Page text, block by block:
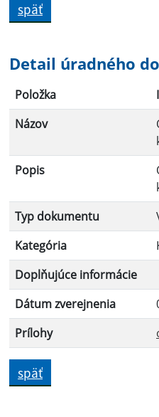
Filtrovať
späť
Detail úradného
Položka
Názov
Popis
Typ dokumentu
Kategória
Doplňujúce informácie
Dátum zverejnenia
Prílohy
späť